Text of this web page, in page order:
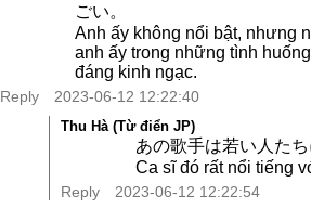
ごい。
Anh ấy không nổi bật, nhưng
anh ấy trong những tình
đáng kinh ngạc.
Reply 2023-06-12 12:22:40
Thu Hà (Từ điển JP)
あの歌手は若い人た
Ca sĩ đó rất nổi tiếng
Reply 2023-06-12 12:22:54